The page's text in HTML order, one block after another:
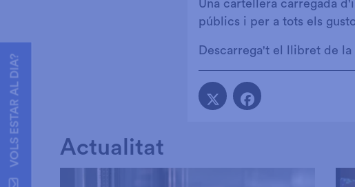
VOLS ESTAR AL DIA?
Una cartellera carregada
públics i per a tots els
Descarrega't el llibret de
Actualitat